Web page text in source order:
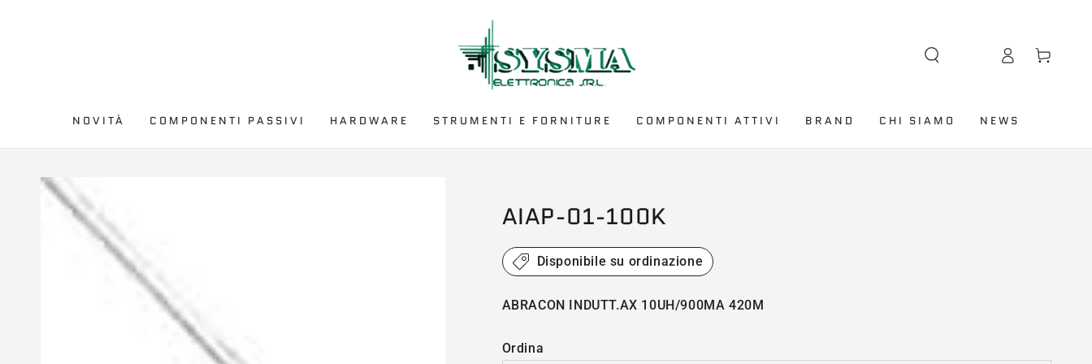
NOVITÀ COMPONENTI PASSIVI HARDWARE STRUMENTI E FORNITURE COMPONENTI ATTIVI BRAND CHI SIAMO NEWS
AccessoCarello
INFORMAZIONE SUL
PRODOTTO AIAP-01-100K
Disponibile su ordinazione
ABRACON INDUTT.AX 10UH/900MA 420M
Ordina